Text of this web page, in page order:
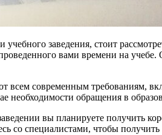
учебного заведения, стоит
вами времени на
всем современным требованиям,
необходимости обращения в
вы планируете
со специалистами, чтобы